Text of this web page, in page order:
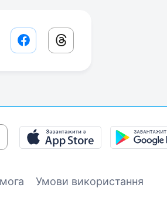
Facebook share link
Threads share link
Умови використання